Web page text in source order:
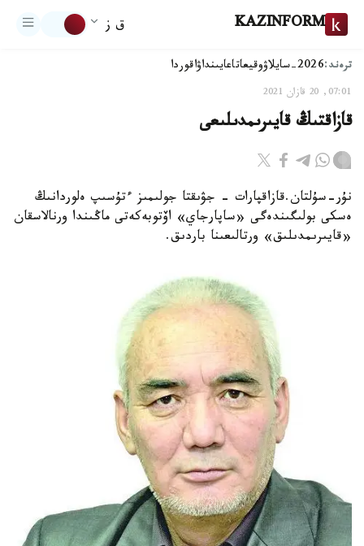
KAZINFORM ق ز
ترەند:2026-سايلاۋ وقيعاتاعايىنداۋاقوردا
07:01, 20 قازان 2021
قازاقتىڭ قايىرىمدىلىعى
نۇر-سۇلتان.قازاقپارات - جۋىقتا جولىمىز ءتۇسىپ ەلوردانىڭ
ەسكى بولىگىندەگى «ساپارجاي» اۆتوبەكەتى ماڭىندا ورنالاسقان
«قايىرىمدىلىق» ورتالىعىنا باردىق.